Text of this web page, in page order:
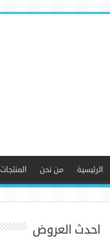
الرئيسية من نحن المنتجات
احدث العروض